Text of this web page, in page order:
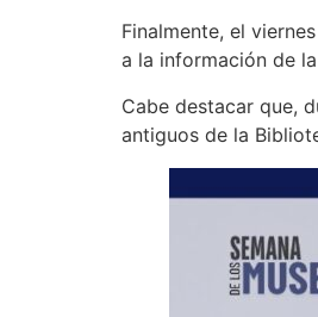
Finalmente, el
a la información de
Cabe destacar que,
antiguos de la